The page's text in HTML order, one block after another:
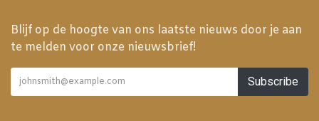
Blijf op de hoogte van ons laatste nieuws door je aan
te melden voor onze nieuwsbrief!
Subscribe